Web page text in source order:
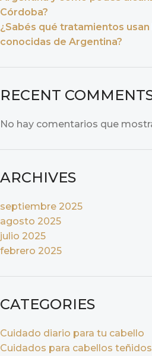
Córdoba?
¿Sabés qué tratamientos
conocidas de Argentina?
RECENT
No hay comentarios que
ARCHIVES
septiembre 2025
agosto 2025
julio 2025
febrero 2025
CATEGORIES
Cuidado diario para tu cabello
Cuidados para cabellos teñidos